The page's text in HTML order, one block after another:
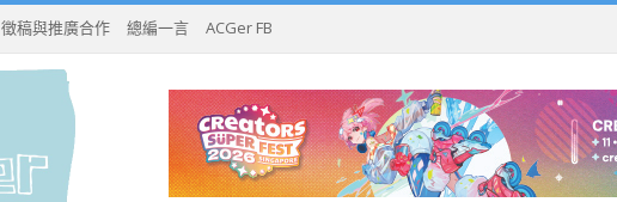
徵稿與推廣合作 總編一言 ACGer FB